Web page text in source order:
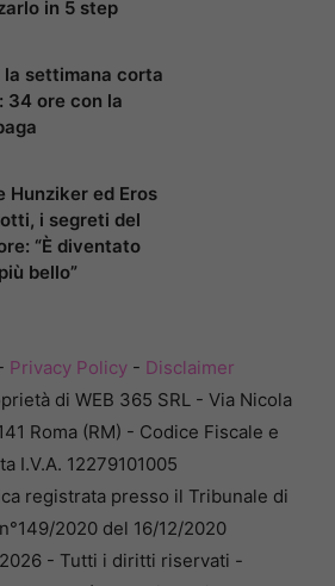
in 5 step
la settimana corta
34 ore con la
Hunziker ed Eros
i segreti del
“È diventato
bello”
Privacy Policy- Disclaimer
di WEB 365 SRL - Via Nicola
Roma (RM) - Codice Fiscale e
I.V.A. 12279101005
registrata presso il Tribunale di
2020 del 16/12/2020
- Tutti i diritti riservati -